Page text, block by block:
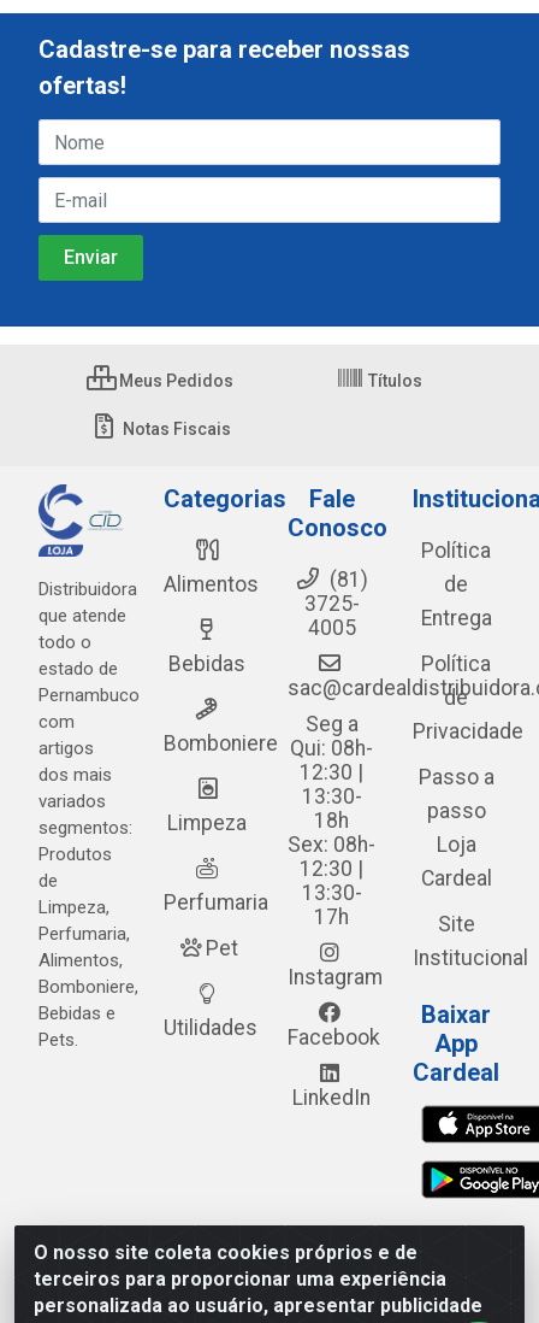
O nosso site coleta cookies próprios e de
terceiros para proporcionar uma experiência
personalizada ao usuário, apresentar publicidade
Cadastre-se para receber nossas
ofertas!
Meus Pedidos Títulos
Notas Fiscais
Distribuidora
que atende
todo o
estado de
Pernambuco
com
artigos
dos mais
variados
segmentos:
Produtos
de
Limpeza,
Perfumaria,
Alimentos,
Bomboniere,
Bebidas e
Pets.
Categorias
Alimentos
Bebidas
Bomboniere
Limpeza
Perfumaria
Pet
Utilidades
Fale
Conosco
(81)
3725-
4005
Seg a
Qui: 08h-
12:30 |
13:30-
18h
Sex: 08h-
12:30 |
13:30-
17h
Instagram
Facebook
LinkedIn
Política
de
Entrega
Política
de
Privacidade
Passo a
passo
Loja
Cardeal
Site
Institucional
Baixar
App
Cardeal
Cardeal Distribuidora - Estrada Alto do Moura, 582 - Alto
do Moura - Caruaru/PE - CEP 55.040-120 - CNPJ